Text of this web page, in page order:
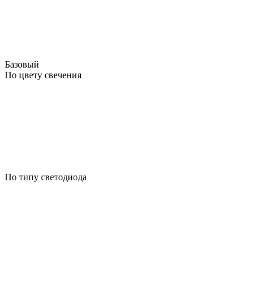
Базовый
По цвету свечения
По типу светодиода